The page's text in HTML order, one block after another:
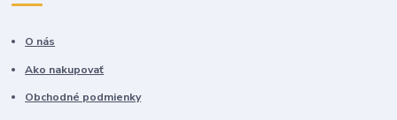
O nás
Ako nakupovať
Obchodné podmienky